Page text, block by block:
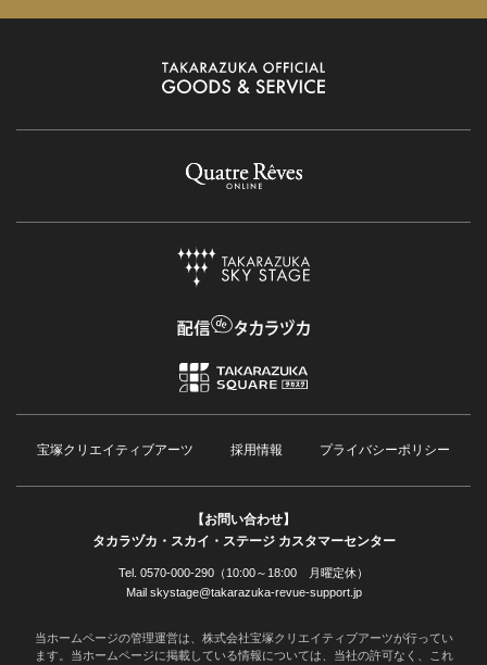
宝塚クリエイティブアーツ 採用情報 プライバシーポリシー
【お問い合わせ】
タカラヅカ・スカイ・ステージ カスタマーセンター
Tel. 0570-000-290（10:00～18:00 月曜定休）
Mail skystage@takarazuka-revue-support.jp
当ホームページの管理運営は、株式会社宝塚クリエイティブアーツが行ってい
ます。当ホームページに掲載している情報については、当社の許可なく、これ